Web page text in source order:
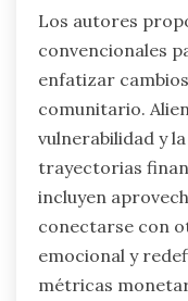
Los autores
convencionales
enfatizar
comunitario.
vulnerabilidad y
trayectorias
incluyen
conectarse con
emocional y
métricas